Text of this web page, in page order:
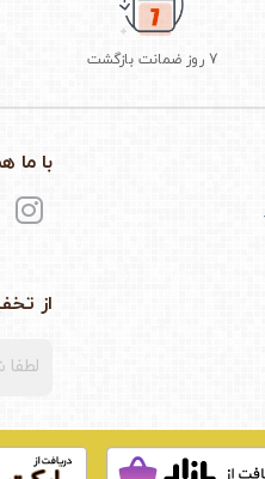
7 روز ضمانت بازگشت
از
با ما